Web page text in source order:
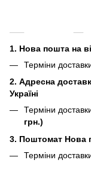
1. Нова пошта на
Терміни
2. Адресна
Україні
Терміни
грн.)
3. Поштомат Нова
Терміни